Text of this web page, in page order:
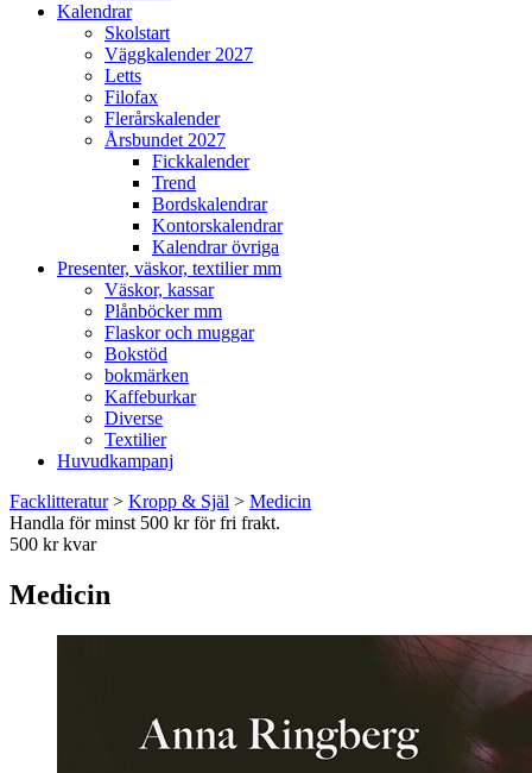
Kalendrar
Skolstart
Väggkalender 2027
Letts
Filofax
Flerårskalender
Årsbundet 2027
Fickkalender
Trend
Bordskalendrar
Kontorskalendrar
Kalendrar övriga
Presenter, väskor, textilier mm
Väskor, kassar
Plånböcker mm
Flaskor och muggar
Bokstöd
bokmärken
Kaffeburkar
Diverse
Textilier
Huvudkampanj
Facklitteratur> Kropp & Själ > Medicin
Handla för minst 500 kr för fri frakt.
500 kr kvar
Medicin